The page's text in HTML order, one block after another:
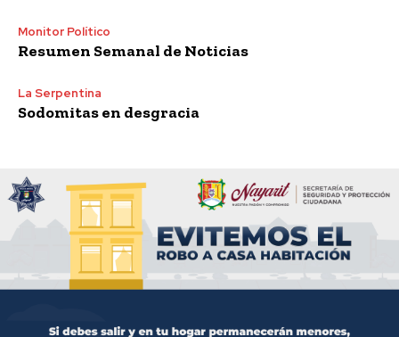
Monitor Político
Resumen Semanal de Noticias
La Serpentina
Sodomitas en desgracia